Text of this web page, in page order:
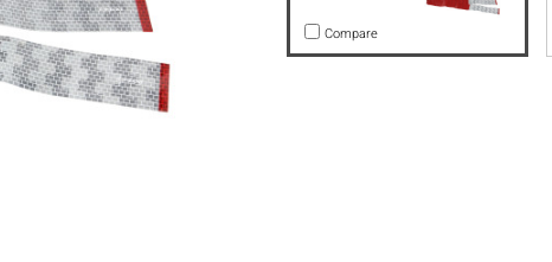
Compare